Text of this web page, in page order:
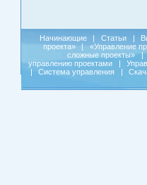
Начинающие | Статьи |
проекта»
| «Управление
сложные проекты»
|
управлению проектами
|
|
Система управления |